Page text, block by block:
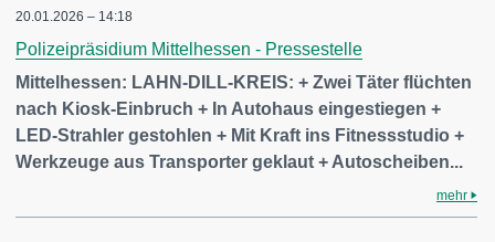
20.01.2026 – 14:18
Polizeipräsidium Mittelhessen - Pressestelle
Mittelhessen: LAHN-DILL-KREIS: + Zwei Täter flüchten
nach Kiosk-Einbruch + In Autohaus eingestiegen +
LED-Strahler gestohlen + Mit Kraft ins Fitnessstudio +
Werkzeuge aus Transporter geklaut + Autoscheiben...
mehr